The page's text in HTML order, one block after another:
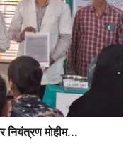
नियंत्रण मोहीम...